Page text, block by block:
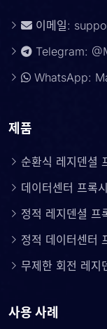
이메일:
Telegram:
WhatsApp:
제품
순환식 레지덴셜
데이터센터 프록
정적 레지덴셜 프
정적 데이터센터
무제한 회전 레지
사용 사례